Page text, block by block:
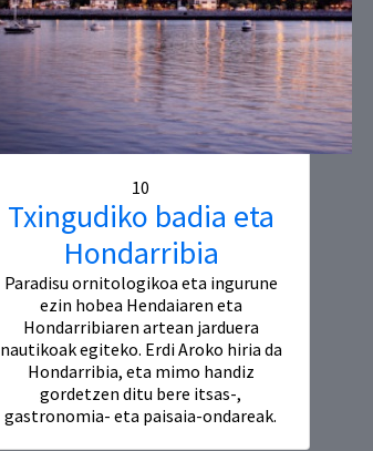
10
Txingudiko badia eta
Hondarribia
Paradisu ornitologikoa eta ingurune
ezin hobea Hendaiaren eta
Hondarribiaren artean jarduera
nautikoak egiteko. Erdi Aroko hiria da
Hondarribia, eta mimo handiz
gordetzen ditu bere itsas-,
gastronomia- eta paisaia-ondareak.